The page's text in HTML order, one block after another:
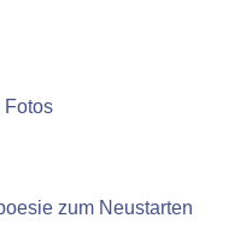
Fotos
zum Neustarten